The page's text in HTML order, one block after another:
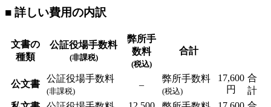
■ 詳しい費用の内訳
文書の
種類
公証役場手数料
(非課税)
弊所手
数料
(税込)
合計
公文書
公証役場手数料
(非課税)
–
弊所手数料
(税込)
17,600
円
合
計